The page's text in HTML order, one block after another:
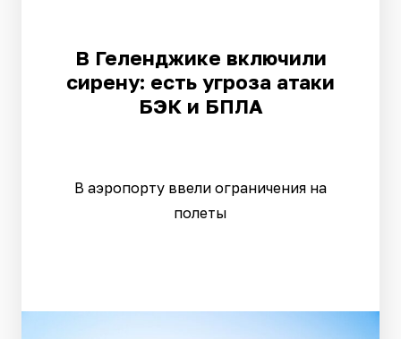
В Геленджике включили
сирену: есть угроза атаки
БЭК и БПЛА
В аэропорту ввели ограничения на
полеты